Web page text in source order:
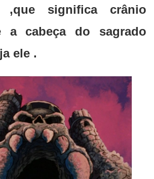
,que significa crânio
a cabeça do sagrado
ele .